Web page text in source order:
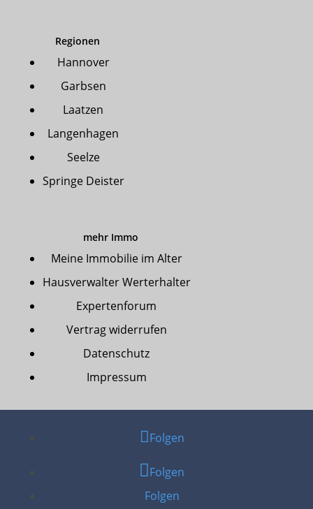
Regionen
Hannover
Garbsen
Laatzen
Langenhagen
Seelze
Springe Deister
mehr Immo
Meine Immobilie im Alter
Hausverwalter Werterhalter
Expertenforum
Vertrag widerrufen
Datenschutz
Impressum
Folgen
Folgen
Folgen